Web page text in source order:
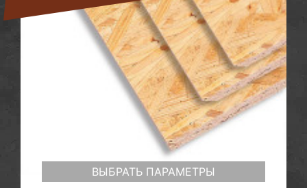
ВЫБРАТЬ ПАРАМЕТРЫ